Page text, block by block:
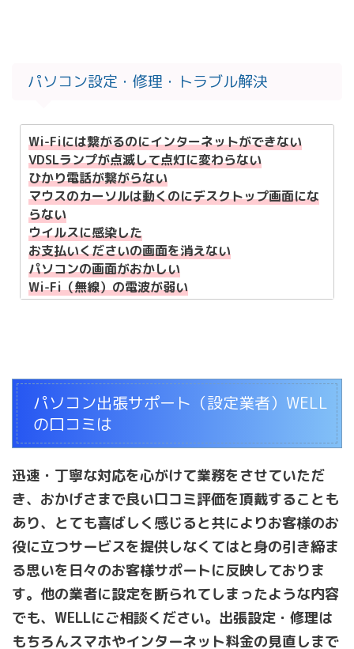
◆MicroSoftOfficeの再インストールをしたい
◇パソコン起動時のパスワードを変更したい
◆買い換えたパソコンの設置をお願いしたい
◇引っ越したのでパソコンやプリンタの移設を頼み
たい
◆ウイルス対策ソフトのインストールしたい
◇メール設定を頼みたい
◆複数のパソコンをネットワーク共有したい
◇Web学習コンテンツの仕様環境を整えてほしい
◆スタディエッセンスの動画が見れない
◇使い方がわからないので操作説明をしてほしい
◆Windows7からWindows10にアップグレードし
たい
◇AmazonのEchoの設定をしてほしい
◆スマート家電の設定をたのみたい
◆XBOXのアカウント設定がしたい
◇ゲーム配信環境の設定をしてほしい
◆PS4のアカウント設定を頼みたい
◇ニンテンドースイッチのアカウント設定を頼みた
い
◆ぺレンタルコントロール(保護者制限)の設定がし
たい
◇iPhoneとiPadをパソコンど同期したい
◆スマホ、タブレットをパソコンと同期したい
◇Googleアカウントを取得したい
パソコン設定・修理・トラブル解決
Wi-Fiには繋がるのにインターネットができない
VDSLランプが点滅して点灯に変わらない
ひかり電話が繋がらない
マウスのカーソルは動くのにデスクトップ画面にな
らない
ウイルスに感染した
お支払いくださいの画面を消えない
パソコンの画面がおかしい
Wi-Fi（無線）の電波が弱い
メールの受信はできるのに送信ができない
Windowsアップデートできない
アップデートに失敗する
プリンターの紙は入っているのに用紙がありません
無線ルーターの設定画面が真っ白
ブルーレイディスクが再生できない
ディスク領域がいっぱいと表示される
スマホに変な画面が出て閉じれない
無線（Wi-Fi）が途切れる
中継機の設定画面が表示されない
黒い画面に矢印だけ表示されて起動しない
無線プリンターが印刷できなくなった
プリンターがオフラインになってしまう
リカバリーメディア作成中にディスクエラーになる
DVDが再生できない
トラブルの原因がわからない
パソコン出張サポート（設定業者）WELL
の口コミは
迅速・丁寧な対応を心がけて業務をさせていただ
き、おかげさまで良い口コミ評価を頂戴することも
あり、とても喜ばしく感じると共によりお客様のお
役に立つサービスを提供しなくてはと身の引き締ま
る思いを日々のお客様サポートに反映しておりま
す。他の業者に設定を断られてしまったような内容
でも、WELLにご相談ください。出張設定・修理は
もちろんスマホやインターネット料金の見直しまで